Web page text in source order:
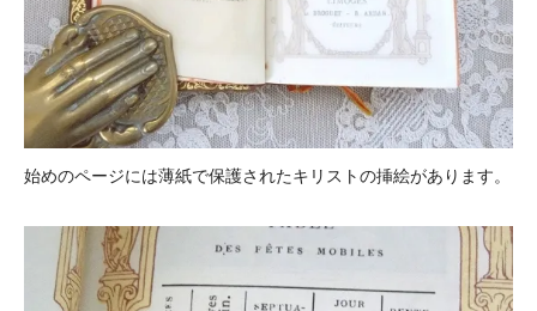
始めのページには薄紙で保護されたキリストの挿絵があります。